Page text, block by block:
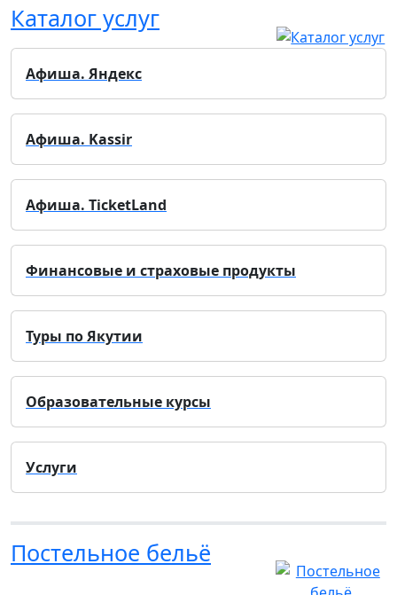
Каталог услуг
Афиша. Яндекс
Афиша. Kassir
Афиша. TicketLand
Финансовые и страховые продукты
Туры по Якутии
Образовательные курсы
Услуги
Постельное бельё